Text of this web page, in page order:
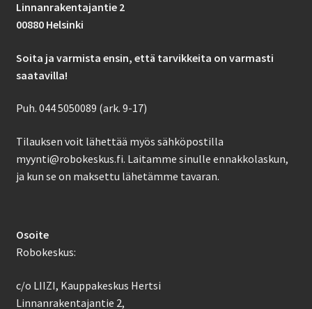
Linnanrakentajantie 2
00880 Helsinki
Soita ja varmista ensin, että tarvikkeita on varmasti
saatavilla!
Puh. 044 5050089 (ark. 9-17)
Tilauksen voit lähettää myös sähköpostilla
myynti@robokeskus.fi. Laitamme sinulle ennakkolaskun,
ja kun se on maksettu lähetämme tavaran.
Osoite
Robokeskus:
c/o LIIZI, Kauppakeskus Hertsi
Linnanrakentajantie 2,